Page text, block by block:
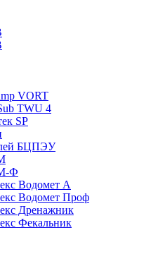
VORT
TWU 4
SP
БЦПЭУ
Ф
Водомет А
Водомет Проф
Дренажник
Фекальник